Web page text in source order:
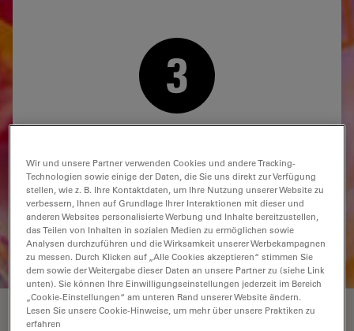
optimieren. Wählen Sie aus einer Vielzahl von
Visualisierungsoptionen, wie z. B. dem MyVeo OP-
Headset, welches für das weiterentwickelte digitale
Visualisierungsmikroskop ARveo 8 für die
Neurochirurgie erhältlich ist.
OPERATIONSMIKROSKOPE FÜR DEN EINSATZ IN DER
Wir und unsere Partner verwenden Cookies und andere Tracking-
Technologien sowie einige der Daten, die Sie uns direkt zur Verfügung
stellen, wie z. B. Ihre Kontaktdaten, um Ihre Nutzung unserer Website zu
verbessern, Ihnen auf Grundlage Ihrer Interaktionen mit dieser und
anderen Websites personalisierte Werbung und Inhalte bereitzustellen,
das Teilen von Inhalten in sozialen Medien zu ermöglichen sowie
Analysen durchzuführen und die Wirksamkeit unserer Werbekampagnen
zu messen. Durch Klicken auf „Alle Cookies akzeptieren“ stimmen Sie
dem sowie der Weitergabe dieser Daten an unsere Partner zu (siehe Link
unten). Sie können Ihre Einwilligungseinstellungen jederzeit im Bereich
„Cookie-Einstellungen“ am unteren Rand unserer Website ändern.
Lesen Sie unsere Cookie-Hinweise, um mehr über unsere Praktiken zu
erfahren